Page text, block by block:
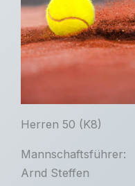
Herren 50 (K8)
Mannschaftsführer:
Arnd Steffen